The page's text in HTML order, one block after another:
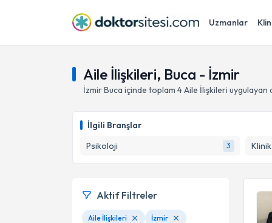
Uzmanlar
Aile İlişkileri, Buca - İzmir
İzmirBuca içinde toplam 4Aile İlişkileri uygulayan
İlgili Branşlar
Psikoloji
3
Aktif Filtreler
Aile İlişkileri
İzmir